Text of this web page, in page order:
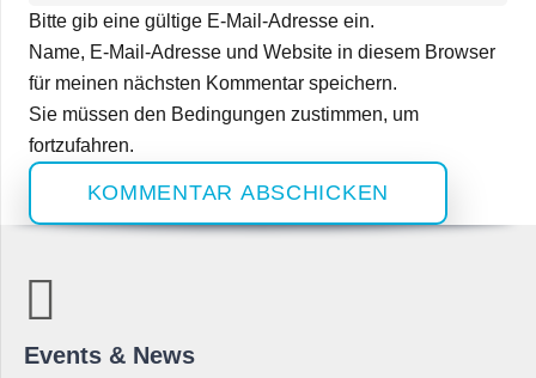
Bitte gib eine gültige E-Mail-Adresse ein.
Name, E-Mail-Adresse und Website in diesem Browser
für meinen nächsten Kommentar speichern.
Sie müssen den Bedingungen zustimmen, um
fortzufahren.
KOMMENTAR ABSCHICKEN
Events & News